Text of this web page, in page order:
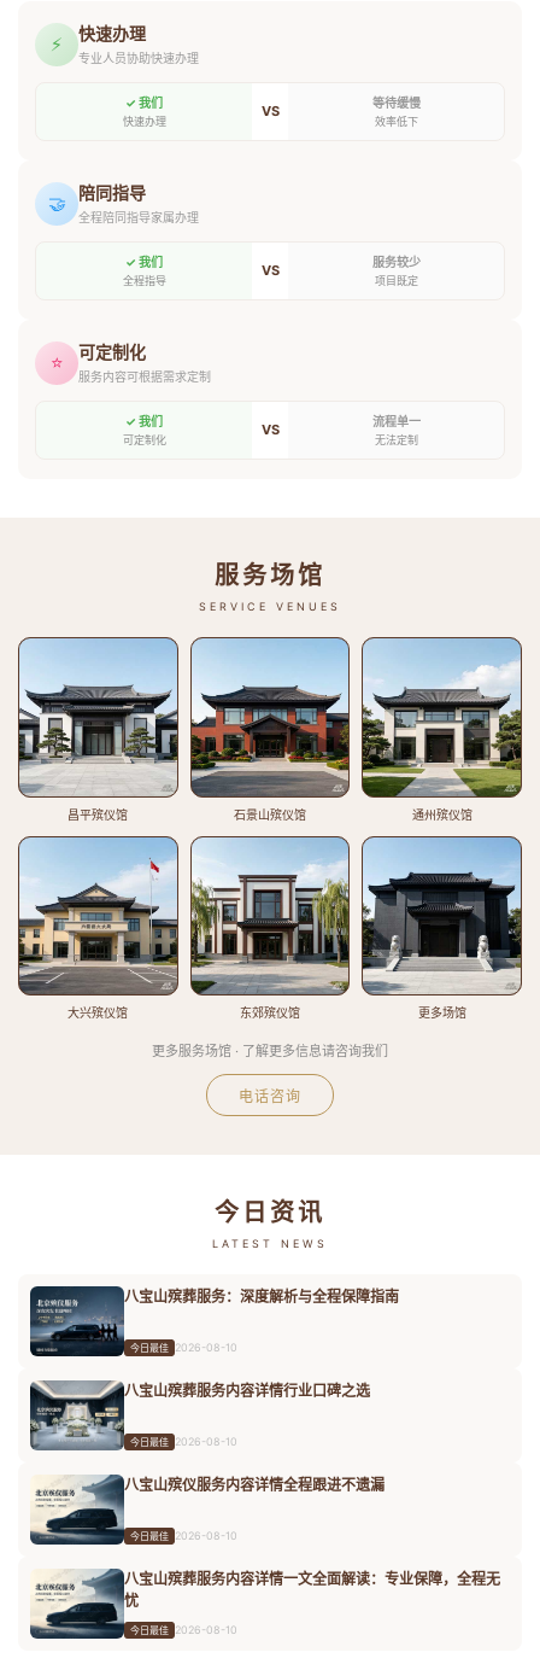
⚡ 快速办理
专业人员协助快速办理
✓ 我们
快速办理
VS 等待缓慢
效率低下
🤝 陪同指导
全程陪同指导家属办理
✓ 我们
全程指导
VS 服务较少
项目既定
⭐ 可定制化
服务内容可根据需求定制
✓ 我们
可定制化
VS 流程单一
无法定制
服务场馆
SERVICE VENUES
昌平殡仪馆 石景山殡仪馆 通州殡仪馆
大兴殡仪馆 东郊殡仪馆 更多场馆
更多服务场馆 · 了解更多信息请咨询我们
电话咨询
今日资讯
LATEST NEWS
八宝山殡葬服务：深度解析与全程保障指南
今日最佳 2026-08-10
八宝山殡葬服务内容详情行业口碑之选
今日最佳 2026-08-10
八宝山殡仪服务内容详情全程跟进不遗漏
今日最佳 2026-08-10
八宝山殡葬服务内容详情一文全面解读：专业保障，全程无
忧
今日最佳 2026-08-10